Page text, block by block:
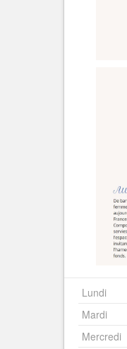
Lundi
Mardi
Mercredi